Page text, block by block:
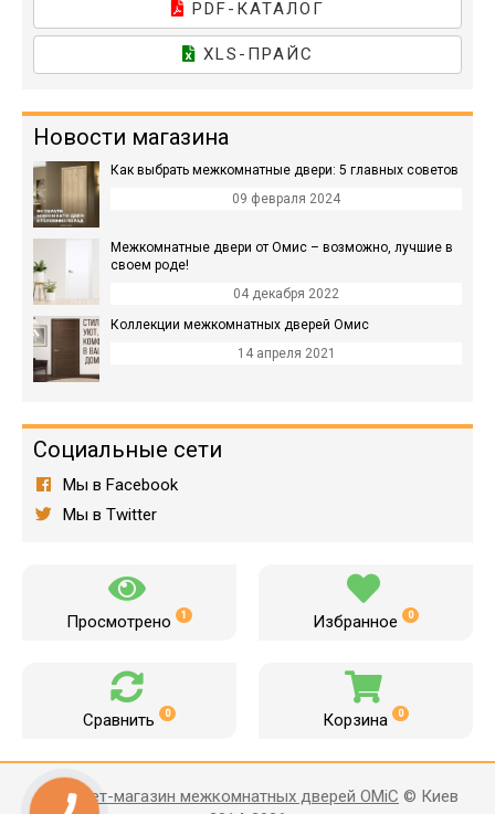
PDF-КАТАЛОГ
XLS-ПРАЙС
Новости магазина
Как выбрать межкомнатные двери: 5 главных советов
09 февраля 2024
Межкомнатные двери от Омис – возможно, лучшие в
своем роде!
04 декабря 2022
Коллекции межкомнатных дверей Омис
14 апреля 2021
Социальные сети
Мы в Facebook
Мы в Twitter
Просмотрено 1 Избранное 0
Сравнить 0 Корзина 0
Интернет-магазин межкомнатных дверей OMiC © Киев